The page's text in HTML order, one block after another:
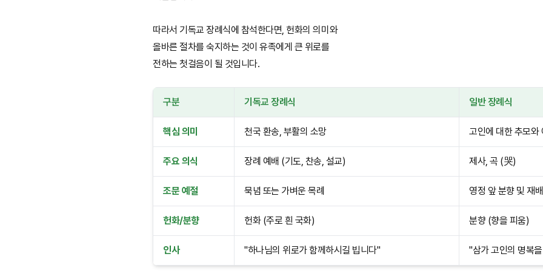
따라서 기독교 장례식에 참석한다면, 헌화의 의미와
올바른 절차를 숙지하는 것이 유족에게 큰 위로를
전하는 첫걸음이 될 것입니다.
구분 기독교 장례식 일반 장례식
핵심 의미 천국 환송, 부활의 소망 고인에 대한 추모와
주요 의식 장례 예배 (기도, 찬송, 설교) 제사, 곡 (哭)
조문 예절 묵념 또는 가벼운 목례 영정 앞 분향 및 재
헌화/분향 헌화 (주로 흰 국화) 분향 (향을 피움)
인사 "하나님의 위로가 함께하시길 빕니다" "삼가 고인의 명복